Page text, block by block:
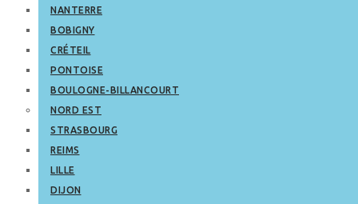
NANTERRE
BOBIGNY
CRÉTEIL
PONTOISE
BOULOGNE-BILLANCOURT
NORD EST
STRASBOURG
REIMS
LILLE
DIJON